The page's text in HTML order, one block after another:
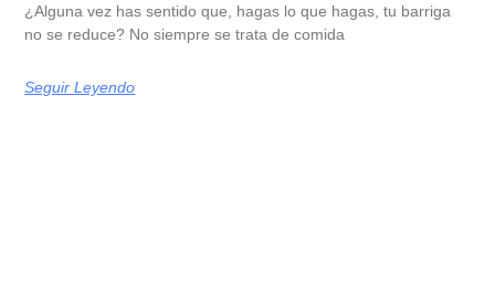
¿Alguna vez has sentido que, hagas lo que hagas, tu barriga
no se reduce? No siempre se trata de comida
Seguir Leyendo